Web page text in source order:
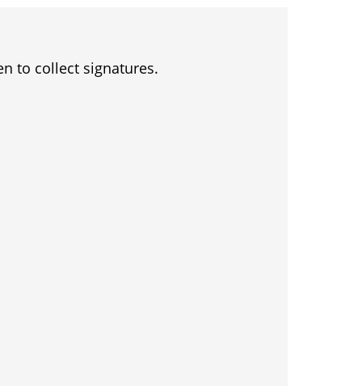
to collect signatures.